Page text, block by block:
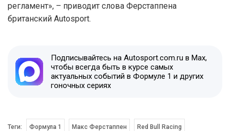
регламент», – приводит слова Ферстаппена
британский Autosport.
Подписывайтесь на Autosport.com.ru в Max,
чтобы всегда быть в курсе самых
актуальных событий в Формуле 1 и других
гоночных сериях
Теги: Формула 1 Макс Ферстаппен Red Bull Racing